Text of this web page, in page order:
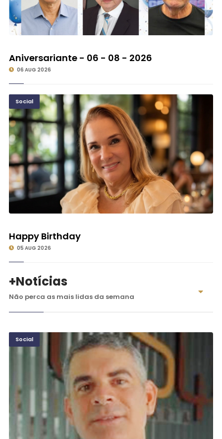
Aniversariante - 06 - 08 - 2026
06 AUG 2026
Social
Happy Birthday
05 AUG 2026
+Notícias
Não perca as mais lidas da semana
Social